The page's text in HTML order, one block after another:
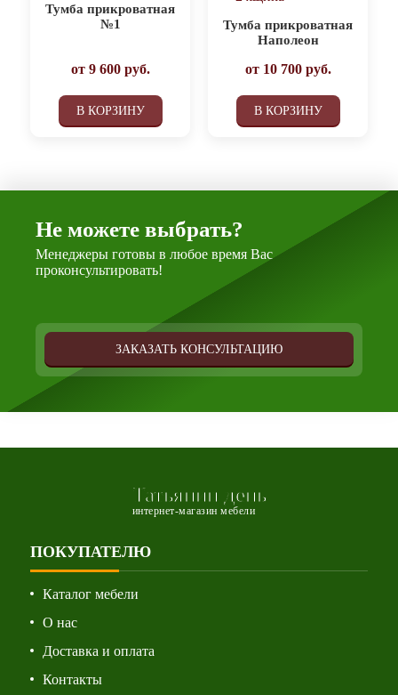
Тумба прикроватная
№1
от 9 600руб.
В КОРЗИНУ
Тумба прикроватная
Наполеон
от 10 700руб.
В КОРЗИНУ
Не можете выбрать?
Менеджеры готовы в любое время Вас
проконсультировать!
ЗАКАЗАТЬ КОНСУЛЬТАЦИЮ
Татьянин день
интернет-магазин мебели
ПОКУПАТЕЛЮ
Каталог мебели
О нас
Доставка и оплата
Контакты